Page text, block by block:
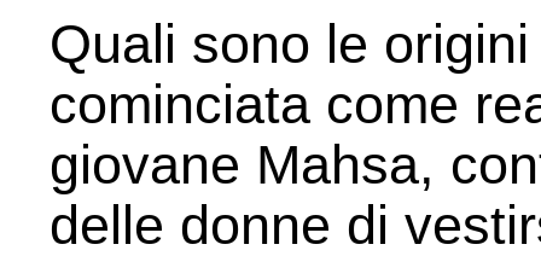
Quali sono le
cominciata come
giovane Mahsa,
delle donne di